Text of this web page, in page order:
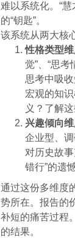
难以系统化。“
的“钥匙”。
该系统从两大核
性格类型
觉”、“思
思考中吸
宏观的知
义？了解
兴趣倾向
企业型、
对历史故
错行”的遗憾
通过这份多维度
势所在。报告的
补短的痛苦过程
的结果。